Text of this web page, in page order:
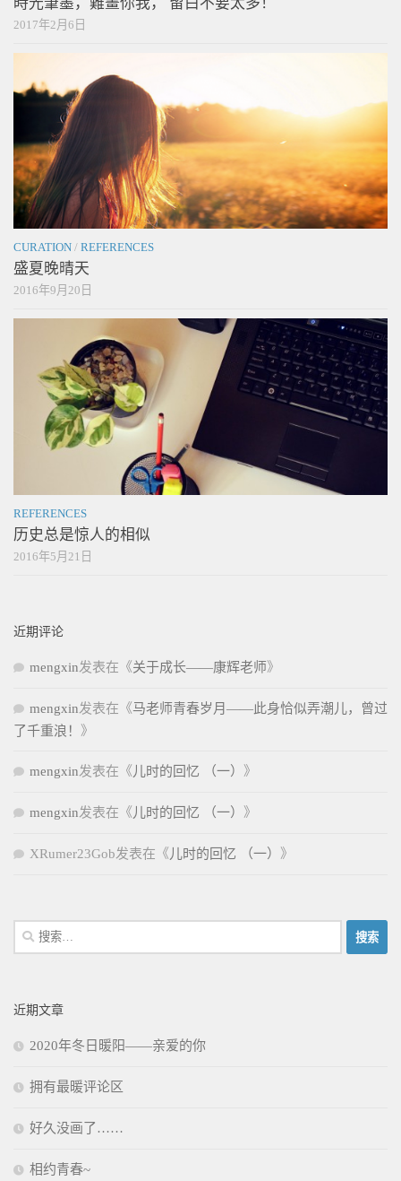
2017年2月6日
CURATION / REFERENCES
盛夏晚晴天
2016年9月20日
REFERENCES
历史总是惊人的相似
2016年5月21日
近期评论
mengxin发表在《关于成长——康辉老师》
mengxin发表在《马老师青春岁月——此身恰似弄潮儿，曾过
了千重浪！ 》
mengxin发表在《儿时的回忆 （一） 》
mengxin发表在《儿时的回忆 （一） 》
XRumer23Gob发表在《儿时的回忆 （一） 》
搜
索：
近期文章
2020年冬日暖阳——亲爱的你
拥有最暖评论区
好久没画了……
相约青春~